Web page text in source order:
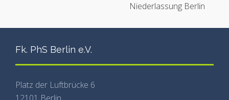
Fk. PhS Berlin e.V.
Platz der Luftbrücke 6